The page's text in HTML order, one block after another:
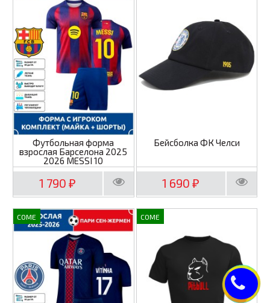
Футбольная форма
взрослая Барселона 2025
2026 MESSI 10
1 790₽
Бейсболка ФК Челси
1 690₽
COME COME